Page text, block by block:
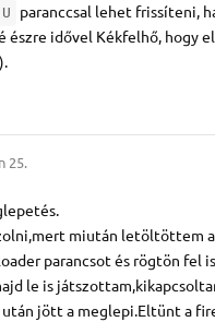
paranccsal lehet frissíteni,
észre idővel Kékfelhő, hogy
25.
miután letöltöttem
parancsot és rögtön fel
le is
után jött a meglepi.Eltünt a